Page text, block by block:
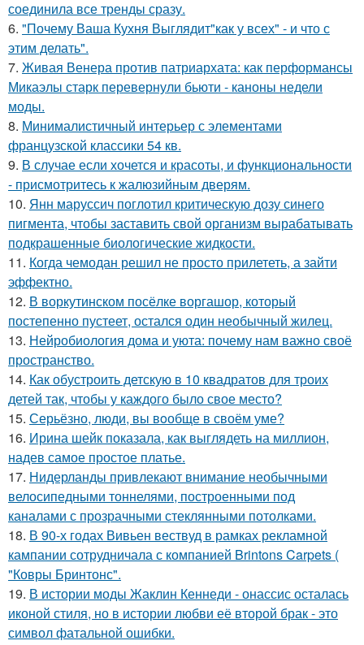
соединила все тренды сразу.
6. "Почему Ваша Кухня Выглядит"как у всех" - и что с
этим делать".
7. Живая Венера против патриархата: как перформансы
Микаэлы старк перевернули бьюти - каноны недели
моды.
8. Минималистичный интерьер с элементами
французской классики 54 кв.
9. В случае если хочется и красоты, и функциональности
- присмотритесь к жалюзийным дверям.
10. Янн маруссич поглотил критическую дозу синего
пигмента, чтобы заставить свой организм вырабатывать
подкрашенные биологические жидкости.
11. Когда чемодан решил не просто прилететь, а зайти
эффектно.
12. В воркутинском посёлке воргашор, который
постепенно пустеет, остался один необычный жилец.
13. Нейробиология дома и уюта: почему нам важно своё
пространство.
14. Как обустроить детскую в 10 квадратов для троих
детей так, чтобы у каждого было свое место?
15. Серьёзно, люди, вы вoобще в своём уме?
16. Ирина шейк показала, как выглядеть на миллион,
надев самое простое платье.
17. Нидерланды привлекают внимание необычными
велосипедными тоннелями, построенными под
каналами с прозрачными стеклянными потолками.
18. В 90-х годах Вивьен вествуд в рамках рекламной
кампании сотрудничала с компанией Brintons Carpets (
"Ковры Бринтонс".
19. В истории моды Жаклин Кеннеди - онассис осталась
иконой стиля, но в истории любви её второй брак - это
символ фатальной ошибки.